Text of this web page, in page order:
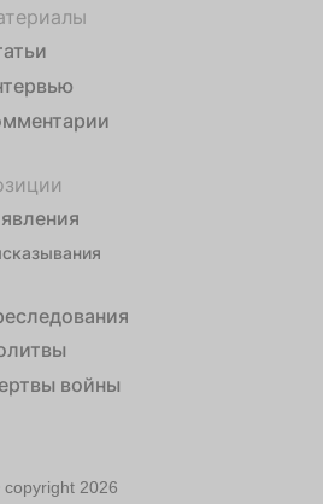
войны
2026